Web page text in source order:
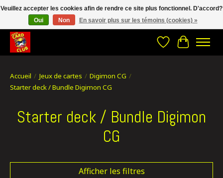
CRACH CARD CLUB , The best place to Geek out!
Liste dePanier
Accueil / Jeux de cartes / Digimon CG /
Starter deck / Bundle Digimon CG
Starter deck / Bundle Digimon
CG
Afficher les filtres
Veuillez accepter les cookies afin de rendre ce site plus fonctionnel. D'accord?
Oui
Non En savoir plus sur les témoins (cookies) »